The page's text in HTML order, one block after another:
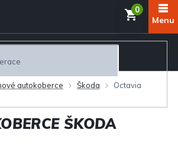
autokoberce Škoda Octavia
ŠKODA